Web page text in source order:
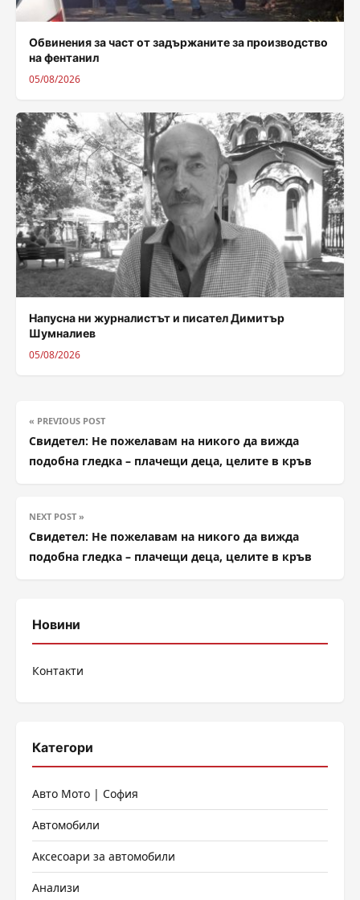
Обвинения за част от задържаните за производство
на фентанил
05/08/2026
Напусна ни журналистът и писател Димитър
Шумналиев
05/08/2026
« PREVIOUS POST
Свидетел: Не пожелавам на никого да вижда
подобна гледка – плачещи деца, целите в кръв
NEXT POST »
Свидетел: Не пожелавам на никого да вижда
подобна гледка – плачещи деца, целите в кръв
Новини
Контакти
Категори
Авто Мото | София
Автомобили
Аксесоари за автомобили
Анализи